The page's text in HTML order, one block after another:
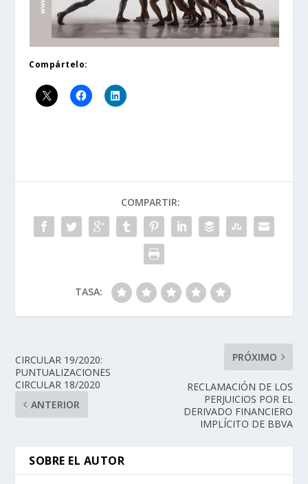
Compártelo:
COMPARTIR:
TASA:
CIRCULAR 19/2020:
PUNTUALIZACIONES
CIRCULAR 18/2020
ANTERIOR
PRÓXIMO
RECLAMACIÓN DE LOS
PERJUICIOS POR EL
DERIVADO FINANCIERO
IMPLÍCITO DE BBVA
SOBRE EL AUTOR